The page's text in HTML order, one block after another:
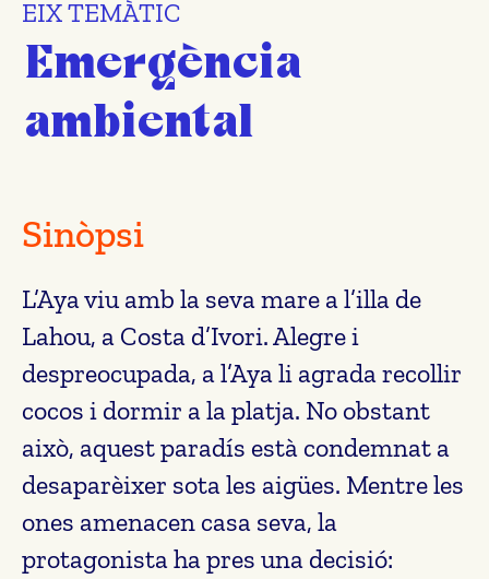
EIX TEMÀTIC
Emergència
ambiental
Sinòpsi
L’Aya viu amb la seva mare a l’illa de
Lahou, a Costa d’Ivori. Alegre i
despreocupada, a l’Aya li agrada recollir
cocos i dormir a la platja. No obstant
això, aquest paradís està condemnat a
desaparèixer sota les aigües. Mentre les
ones amenacen casa seva, la
protagonista ha pres una decisió: